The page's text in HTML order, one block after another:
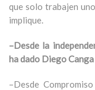
que solo trabajen
implique.
–Desde la
ha dado Diego
–Desde